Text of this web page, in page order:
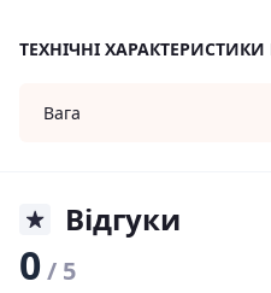
ТЕХНІЧНІ
Вага
Відгуки
0/ 5